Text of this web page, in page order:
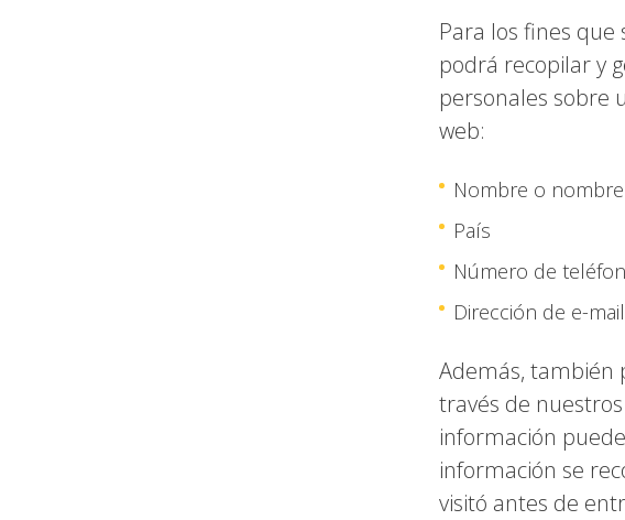
Para los fines
podrá recopilar y
personales sobre
web:
Nombre o
País
Número de
Dirección de e-mail
Además, también
través de
información
información se
visitó antes de